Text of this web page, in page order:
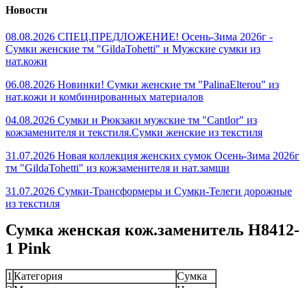
Новости
08.08.2026 СПЕЦ.ПРЕДЛОЖЕНИЕ! Осень-Зима 2026г -
Сумки женские тм "GildaTohetti" и Мужские сумки из
нат.кожи
06.08.2026 Новинки! Сумки женские тм "PalinaElterou" из
нат.кожи и комбинированных материалов
04.08.2026 Сумки и Рюкзаки мужские тм "Cantlor" из
кожзаменителя и текстиля.Сумки женские из текстиля
31.07.2026 Новая коллекция женских сумок Осень-Зима 2026г
тм "GildaTohetti" из кожзаменителя и нат.замши
31.07.2026 Сумки-Трансформеры и Сумки-Телеги дорожные
из текстиля
Сумка женская кож.заменитель H8412-
1 Pink
1 Категория
Сумка